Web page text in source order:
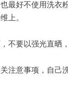
最好不使用洗衣
上。
不要以强光直晒
注意事项，自己